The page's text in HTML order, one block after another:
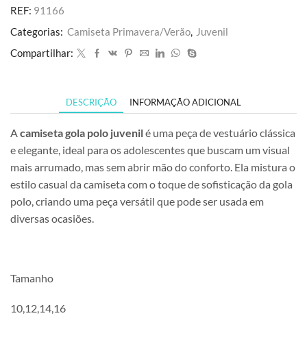
REF: 91166
Categorias: Camiseta Primavera/Verão, Juvenil
Compartilhar:
DESCRIÇÃO INFORMAÇÃO ADICIONAL
Acamiseta gola polo juvenilé uma peça de vestuário clássica
e elegante, ideal para os adolescentes que buscam um visual
mais arrumado, mas sem abrir mão do conforto. Ela mistura o
estilo casual da camiseta com o toque de sofisticação da gola
polo, criando uma peça versátil que pode ser usada em
diversas ocasiões.
Tamanho
10,12,14,16